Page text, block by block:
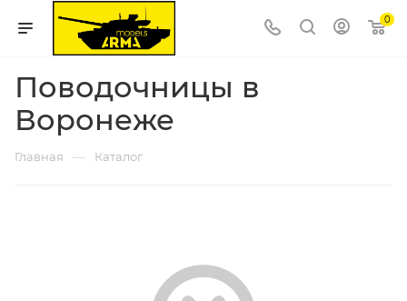
0
Поводочницы в
Воронеже
Главная — Каталог